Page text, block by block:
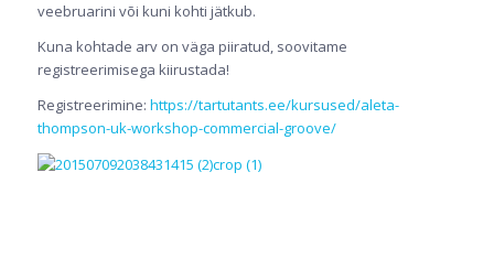
veebruarini või kuni kohti jätkub.
Kuna kohtade arv on väga piiratud, soovitame
registreerimisega kiirustada!
Registreerimine: https://tartutants.ee/kursused/aleta-
thompson-uk-workshop-commercial-groove/